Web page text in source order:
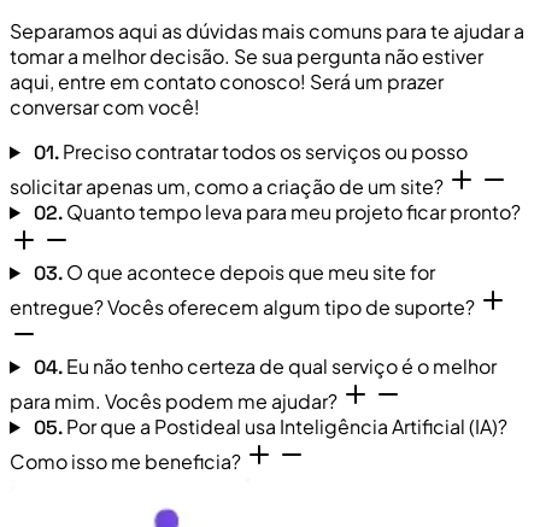
Separamos aqui as dúvidas mais comuns para te ajudar a
tomar a melhor decisão. Se sua pergunta não estiver
aqui, entre em contato conosco! Será um prazer
conversar com você!
01.Preciso contratar todos os serviços ou posso
solicitar apenas um, como a criação de um site?
02.Quanto tempo leva para meu projeto ficar pronto?
03.O que acontece depois que meu site for
entregue? Vocês oferecem algum tipo de suporte?
04.Eu não tenho certeza de qual serviço é o melhor
para mim. Vocês podem me ajudar?
05.Por que a Postideal usa Inteligência Artificial (IA)?
Como isso me beneficia?